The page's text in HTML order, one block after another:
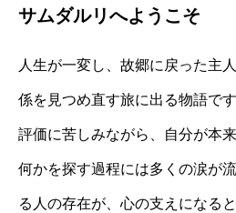
サムダルリへようこそ
人生が一変し、故郷に戻った主
係を見つめ直す旅に出る物語で
評価に苦しみながら、自分が本
何かを探す過程には多くの涙が
る人の存在が、心の支えになる